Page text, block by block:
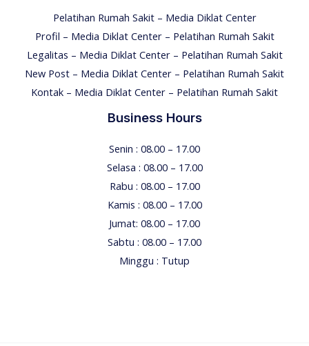
Pelatihan Rumah Sakit – Media Diklat Center
Profil – Media Diklat Center – Pelatihan Rumah Sakit
Legalitas – Media Diklat Center – Pelatihan Rumah Sakit
New Post – Media Diklat Center – Pelatihan Rumah Sakit
Kontak – Media Diklat Center – Pelatihan Rumah Sakit
Business Hours
Senin : 08.00 – 17.00
Selasa : 08.00 – 17.00
Rabu : 08.00 – 17.00
Kamis : 08.00 – 17.00
Jumat: 08.00 – 17.00
Sabtu : 08.00 – 17.00
Minggu : Tutup